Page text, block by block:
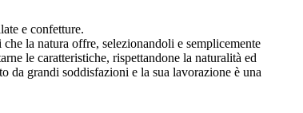
e confetture.
la natura offre, selezionandoli e semplicemente
le caratteristiche, rispettandone la naturalità ed
da grandi soddisfazioni e la sua lavorazione è una